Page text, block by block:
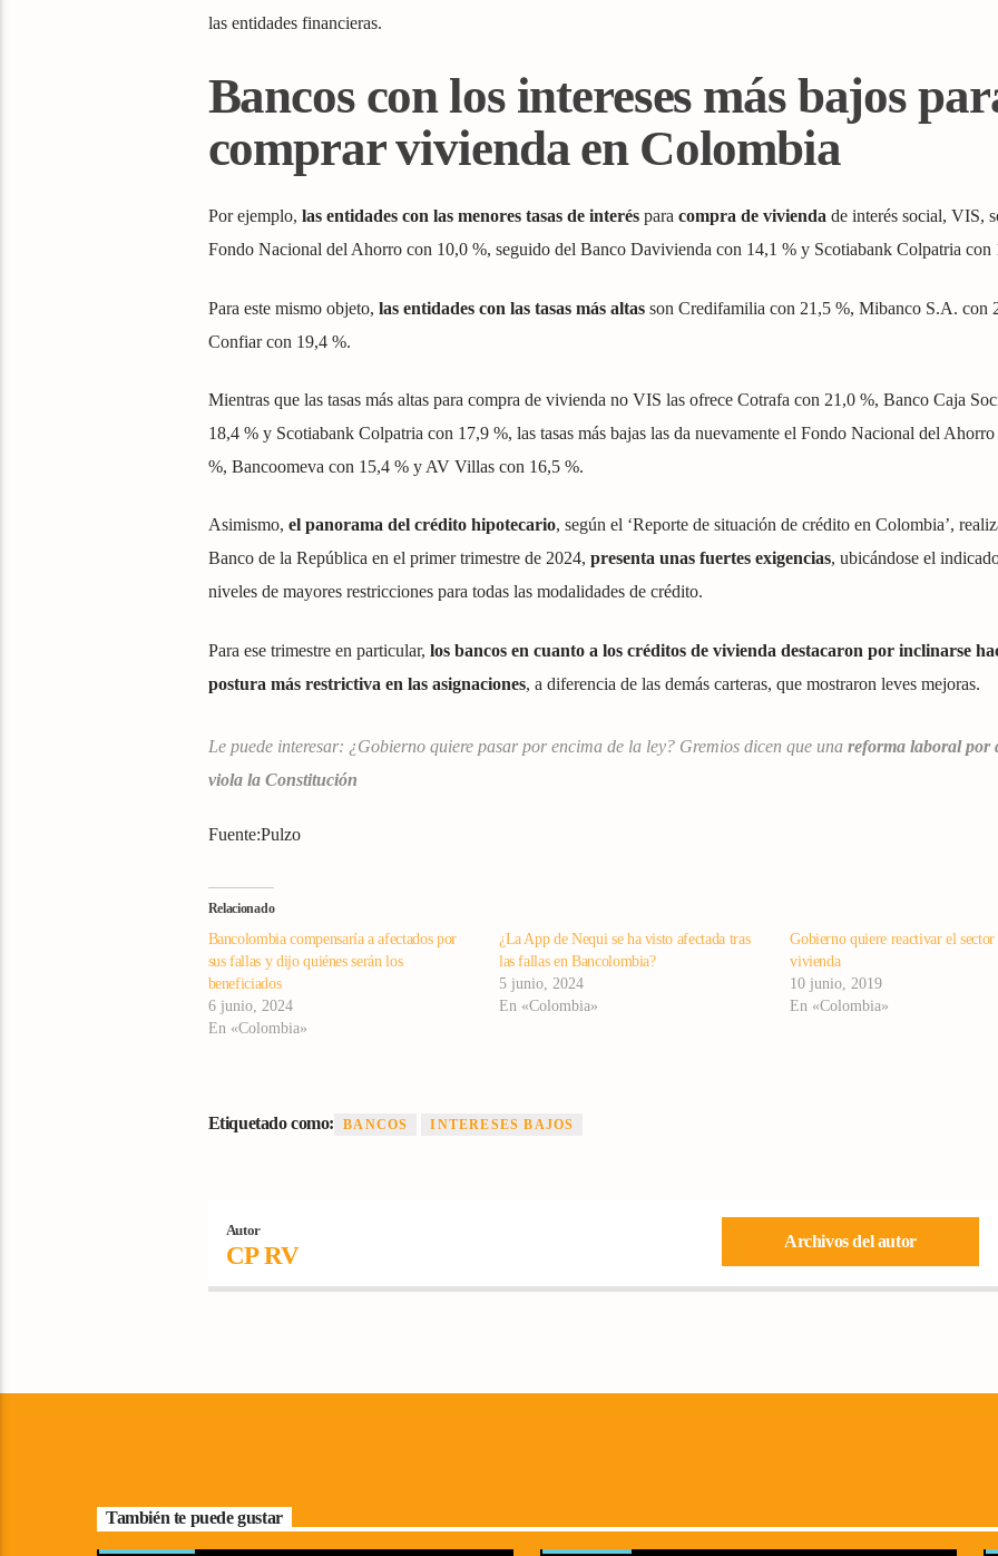
las entidades financieras.
Bancos con los intereses más bajos
comprar vivienda en Colombia
Por ejemplo, las entidades con las menores tasas de interéspara compra de vivienda de interés social, VIS,
Fondo Nacional del Ahorro con 10,0 %, seguido del Banco Davivienda con 14,1 % y Scotiabank Colpatria con
Para este mismo objeto, las entidades con las tasas más altasson Credifamilia con 21,5 %, Mibanco S.A. con
Confiar con 19,4 %.
Mientras que las tasas más altas para compra de vivienda no VIS las ofrece Cotrafa con 21,0 %, Banco Caja
18,4 % y Scotiabank Colpatria con 17,9 %, las tasas más bajas las da nuevamente el Fondo Nacional del
%, Bancoomeva con 15,4 % y AV Villas con 16,5 %.
Asimismo, el panorama del crédito hipotecario, según el ‘Reporte de situación de crédito en Colombia’,
Banco de la República en el primer trimestre de 2024, presenta unas fuertes exigencias, ubicándose el
niveles de mayores restricciones para todas las modalidades de crédito.
Para ese trimestre en particular, los bancos en cuanto a los créditos de vivienda destacaron por inclinarse
postura más restrictiva en las asignaciones, a diferencia de las demás carteras, que mostraron leves mejoras.
Le puede interesar: ¿Gobierno quiere pasar por encima de la ley? Gremios dicen que una reforma laboral por
viola la Constitución
Fuente:Pulzo
Relacionado
Bancolombia compensaría a afectados por
sus fallas y dijo quiénes serán los
beneficiados
6 junio, 2024
En «Colombia»
¿La App de Nequi se ha visto afectada tras
las fallas en Bancolombia?
5 junio, 2024
En «Colombia»
Gobierno quiere reactivar el sector
vivienda
10 junio, 2019
En «Colombia»
Etiquetado como: BANCOS INTERESES BAJOS
Autor
CP RV
Archivos del autor
También te puede gustar